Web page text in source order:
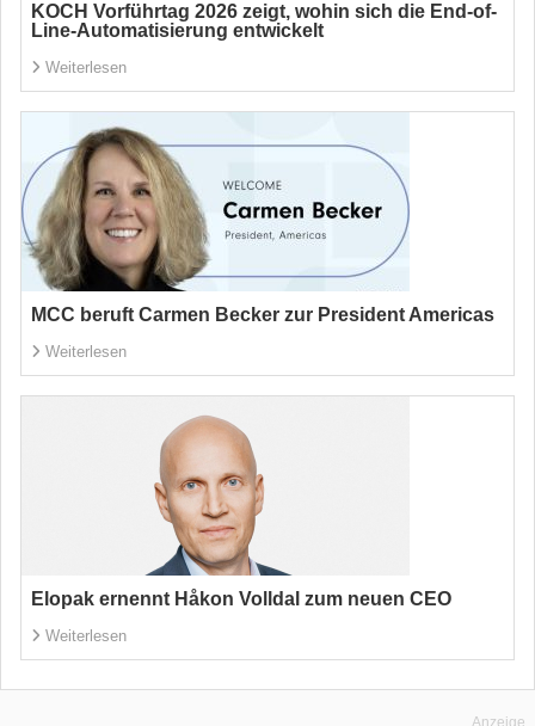
KOCH Vorführtag 2026 zeigt, wohin sich die End-of-
Line-Automatisierung entwickelt
Weiterlesen
MCC beruft Carmen Becker zur President Americas
Weiterlesen
Elopak ernennt Håkon Volldal zum neuen CEO
Weiterlesen
Anzeige